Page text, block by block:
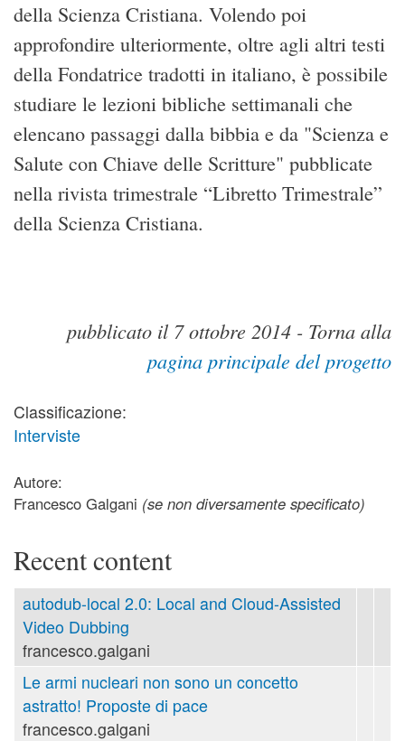
della Scienza Cristiana. Volendo poi
approfondire ulteriormente, oltre agli altri testi
della Fondatrice tradotti in italiano, è possibile
studiare le lezioni bibliche settimanali che
elencano passaggi dalla bibbia e da "Scienza e
Salute con Chiave delle Scritture" pubblicate
nella rivista trimestrale “Libretto Trimestrale”
della Scienza Cristiana.
pubblicato il 7 ottobre 2014 - Torna alla
pagina principale del progetto
Classificazione:
Interviste
Autore:
Francesco Galgani (se non diversamente specificato)
Recent content
autodub-local 2.0: Local and Cloud-Assisted
Video Dubbing
francesco.galgani
Le armi nucleari non sono un concetto
astratto! Proposte di pace
francesco.galgani